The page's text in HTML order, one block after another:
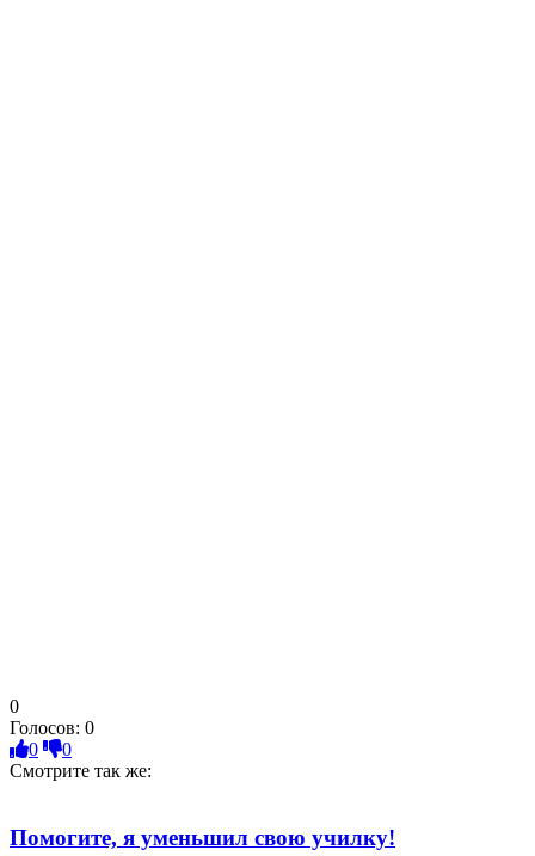
0
Голосов: 0
0
0
Смотрите так же:
Помогите, я уменьшил свою училку!